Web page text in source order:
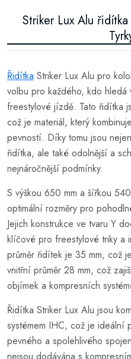
Striker Lux Alu
Řidítka Striker Lux Alu pro
volbu pro každého, kdo hledá
freestylové jízdě. Tato řidítka
což je materiál, který
pevností. Díky tomu jsou
řidítka, ale také odolnější a
nejnáročnější podmínky.
S výškou 650 mm a šířkou
optimální rozměry pro
Jejich konstrukce ve tvaru Y
klíčové pro freestylové triky a
průměr řidítek je 35 mm, což
vnitřní průměr 28 mm, což
objímek a kompresních
Řidítka Striker Lux Alu jsou
systémem IHC, což je ideální
pevného a spolehlivého
nejsou dodávána s